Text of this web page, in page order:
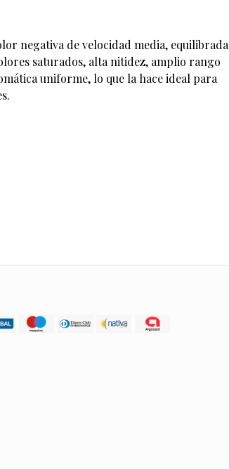
negativa de velocidad media, equilibrada
saturados, alta nitidez, amplio rango
uniforme, lo que la hace ideal para